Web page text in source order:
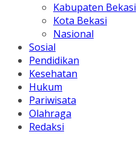
Kabupaten Bekasi
Kota Bekasi
Nasional
Sosial
Pendidikan
Kesehatan
Hukum
Pariwisata
Olahraga
Redaksi